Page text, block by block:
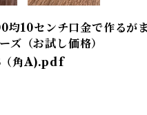
均10センチ口金で作る
ズ（お試し価格）
角A).pdf